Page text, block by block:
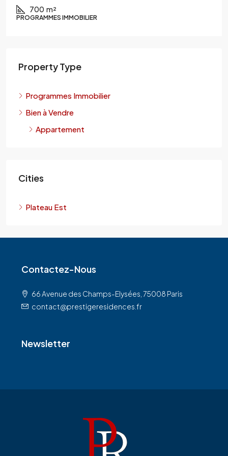
Property Type
Programmes Immobilier
Bien à Vendre
Appartement
Cities
Plateau Est
Contactez-Nous
66 Avenue des Champs-Elysées, 75008 Paris
contact@prestigeresidences.fr
Newsletter